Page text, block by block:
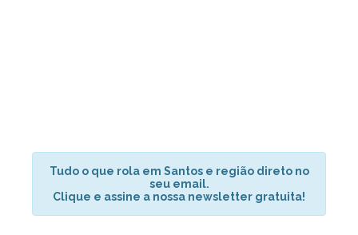
Tudo o que rola em Santos e região direto no
seu email.
Clique e assine a nossa newsletter gratuita!